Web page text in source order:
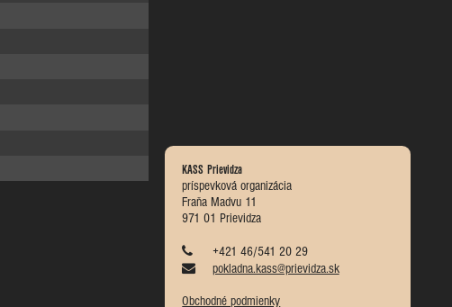
KASS Prievidza
príspevková organizácia
Fraňa Madvu 11
971 01 Prievidza
+421 46/541 20 29
pokladna.kass@prievidza.sk
Obchodné podmienky